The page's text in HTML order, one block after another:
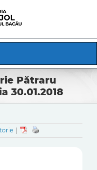
Pătraru
30.01.2018